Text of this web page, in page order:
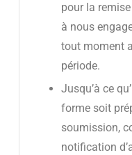
pour la
à nous
tout moment
période.
Jusqu’à ce
forme soit
soumission,
notification